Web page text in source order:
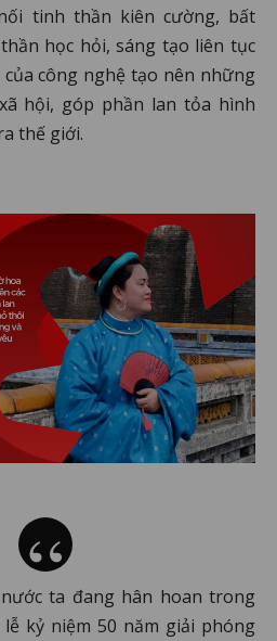
tinh thần kiên cường, bất
học hỏi, sáng tạo liên tục
công nghệ tạo nên những
hội, góp phần lan tỏa hình
thế giới.
ta đang hân hoan trong
kỷ niệm 50 năm giải phóng